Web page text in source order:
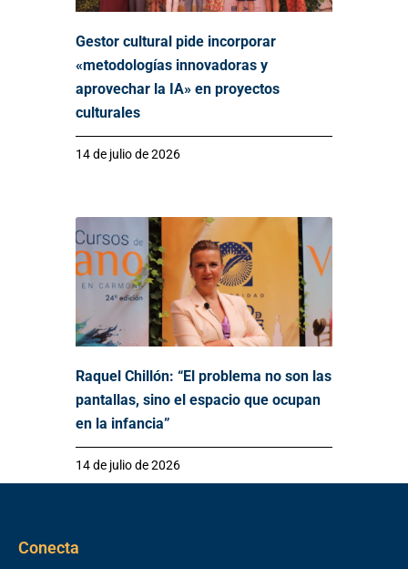
Gestor cultural pide incorporar
«metodologías innovadoras y
aprovechar la IA» en proyectos
culturales
14 de julio de 2026
Raquel Chillón: “El problema no son las
pantallas, sino el espacio que ocupan
en la infancia”
14 de julio de 2026
Conecta